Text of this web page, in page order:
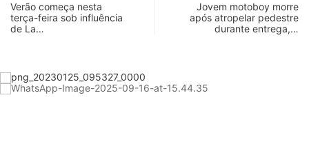
Verão começa nesta
terça-feira sob influência
de La…
Jovem motoboy morre
após atropelar pedestre
durante entrega,…